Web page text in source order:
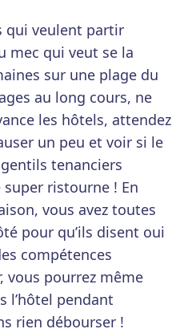
qui veulent partir
mec qui veut se la
sur une plage du
au long cours, ne
les hôtels, attendez
un peu et voir si le
tenanciers
ristourne ! En
vous avez toutes
pour qu’ils disent oui
compétences
vous pourrez même
l’hôtel pendant
rien débourser !